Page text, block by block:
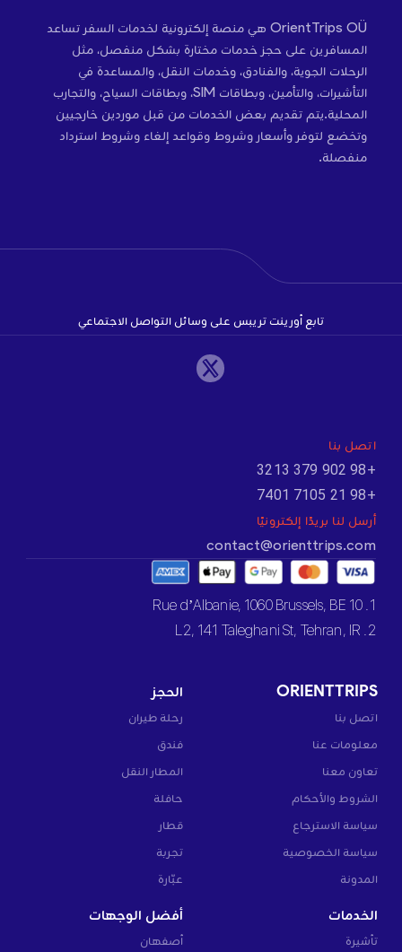
OrientTrips OÜ هي منصة إلكترونية لخدمات السفر تساعد
المسافرين على حجز خدمات مختارة بشكل منفصل، مثل
الرحلات الجوية، والفنادق، وخدمات النقل، والمساعدة في
التأشيرات، والتأمين، وبطاقات SIM، وبطاقات السياح، والتجارب
المحلية.يتم تقديم بعض الخدمات من قبل موردين خارجيين
وتخضع لتوفر وأسعار وشروط وقواعد إلغاء وشروط استرداد
منفصلة.
تابع أورينت تريبس على وسائل التواصل الاجتماعي
اتصل بنا
+98 902 379 3213
+98 21 7105 7401
أرسل لنا بريدًا إلكترونيًا
contact@orienttrips.com
1. 10 Rue d’Albanie, 1060 Brussels, BE
2. L2, 141 Taleghani St, Tehran, IR
ORIENTTRIPS
اتصل بنا
معلومات عنا
تعاون معنا
الشروط والأحكام
سياسة الاسترجاع
سياسة الخصوصية
المدونة
الحجز
رحلة طيران
فندق
المطار النقل
حافلة
قطار
تجربة
عبّارة
الخدمات
تأشيرة
أفضل الوجهات
أصفهان